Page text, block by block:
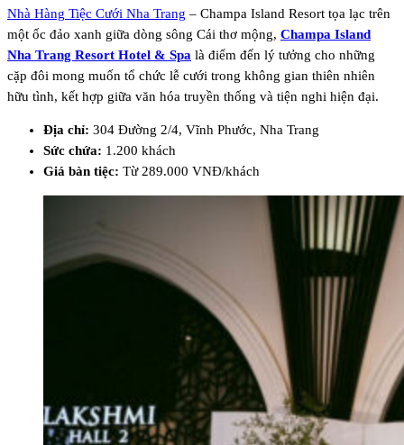
Nhà Hàng Tiệc Cưới Nha Trang – Champa Island Resort tọa lạc trên
một ốc đảo xanh giữa dòng sông Cái thơ mộng, Champa Island
Nha Trang Resort Hotel & Spa là điểm đến lý tưởng cho những
cặp đôi mong muốn tổ chức lễ cưới trong không gian thiên nhiên
hữu tình, kết hợp giữa văn hóa truyền thống và tiện nghi hiện đại.
Địa chỉ: 304 Đường 2/4, Vĩnh Phước, Nha Trang
Sức chứa: 1.200 khách
Giá bàn tiệc: Từ 289.000 VNĐ/khách